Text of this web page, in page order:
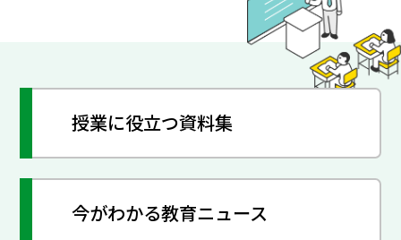
授業に役立つ資料集
今がわかる教育ニュース